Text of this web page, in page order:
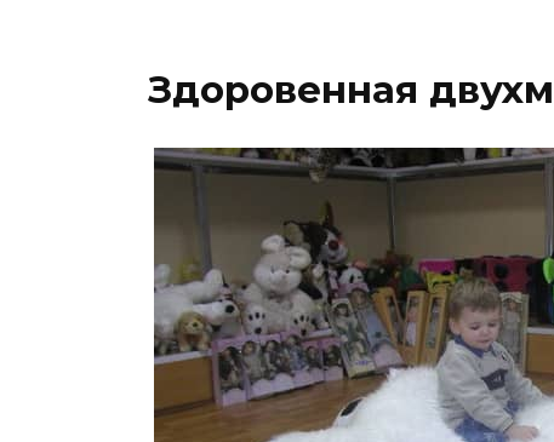
Здоровенная